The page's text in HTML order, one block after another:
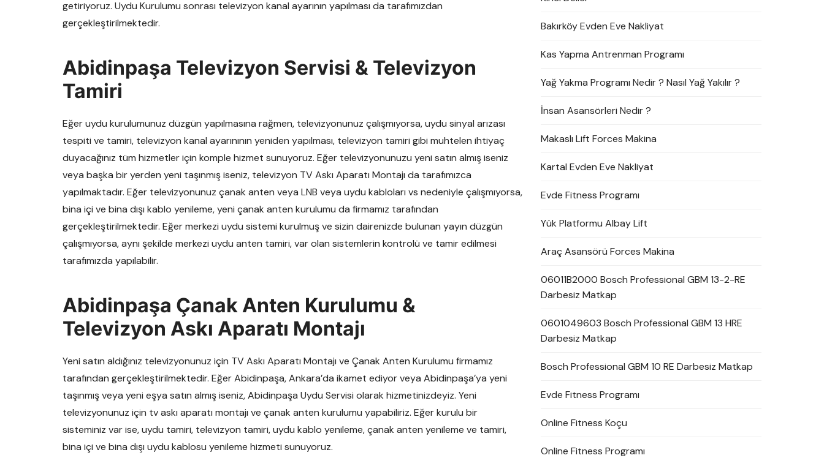
getiriyoruz. Uydu Kurulumu sonrası televizyon kanal ayarının yapılması da tarafımızdan
gerçekleştirilmektedir.
Abidinpaşa Televizyon Servisi & Televizyon
Tamiri
Eğer uydu kurulumunuz düzgün yapılmasına rağmen, televizyonunuz çalışmıyorsa, uydu sinyal arızası
tespiti ve tamiri, televizyon kanal ayarınının yeniden yapılması, televizyon tamiri gibi muhtelen ihtiyaç
duyacağınız tüm hizmetler için komple hizmet sunuyoruz. Eğer televizyonunuzu yeni satın almış iseniz
veya başka bir yerden yeni taşınmış iseniz, televizyon TV Askı Aparatı Montajı da tarafımızca
yapılmaktadır. Eğer televizyonunuz çanak anten veya LNB veya uydu kabloları vs nedeniyle çalışmıyorsa,
bina içi ve bina dışı kablo yenileme, yeni çanak anten kurulumu da firmamız tarafından
gerçekleştirilmektedir. Eğer merkezi uydu sistemi kurulmuş ve sizin dairenizde bulunan yayın düzgün
çalışmıyorsa, aynı şekilde merkezi uydu anten tamiri, var olan sistemlerin kontrolü ve tamir edilmesi
tarafımızda yapılabilir.
Abidinpaşa Çanak Anten Kurulumu &
Televizyon Askı Aparatı Montajı
Yeni satın aldığınız televizyonunuz için TV Askı Aparatı Montajı ve Çanak Anten Kurulumu firmamız
tarafından gerçekleştirilmektedir. Eğer Abidinpaşa, Ankara’da ikamet ediyor veya Abidinpaşa’ya yeni
taşınmış veya yeni eşya satın almış iseniz, Abidinpaşa Uydu Servisi olarak hizmetinizdeyiz. Yeni
televizyonunuz için tv askı aparatı montajı ve çanak anten kurulumu yapabiliriz. Eğer kurulu bir
sisteminiz var ise, uydu tamiri, televizyon tamiri, uydu kablo yenileme, çanak anten yenileme ve tamiri,
bina içi ve bina dışı uydu kablosu yenileme hizmeti sunuyoruz.
Bakırköy Evden Eve Nakliyat
Kas Yapma Antrenman Programı
Yağ Yakma Programı Nedir ? Nasıl Yağ Yakılır ?
İnsan Asansörleri Nedir ?
Makaslı Lift Forces Makina
Kartal Evden Eve Nakliyat
Evde Fitness Programı
Yük Platformu Albay Lift
Araç Asansörü Forces Makina
06011B2000 Bosch Professional GBM 13-2-RE
Darbesiz Matkap
0601049603 Bosch Professional GBM 13 HRE
Darbesiz Matkap
Bosch Professional GBM 10 RE Darbesiz Matkap
Evde Fitness Programı
Online Fitness Koçu
Online Fitness Programı